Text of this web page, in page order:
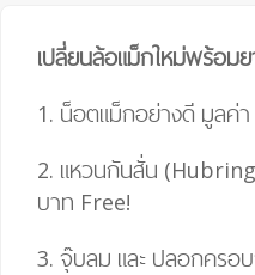
เปลี่ยนล้อแม็กใหม่พร้อม
1. น็อตแม็กอย่างดี มูลค่
2. แหวนกันสั่น
บาท Free!
3. จุ๊บลม และ ปลอกครอ